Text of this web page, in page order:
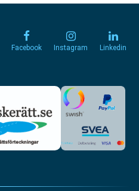
Facebook Instagram Linkedin